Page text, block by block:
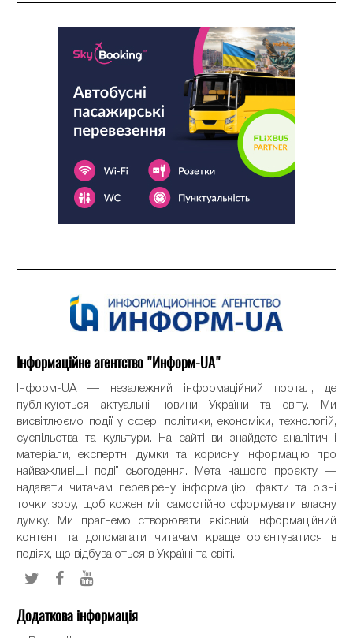
Інформаційне агентство "Информ-UA"
Інформ-UA — незалежний інформаційний портал, де
публікуються актуальні новини України та світу. Ми
висвітлюємо події у сфері політики, економіки, технологій,
суспільства та культури. На сайті ви знайдете аналітичні
матеріали, експертні думки та корисну інформацію про
найважливіші події сьогодення. Мета нашого проєкту —
надавати читачам перевірену інформацію, факти та різні
точки зору, щоб кожен міг самостійно сформувати власну
думку. Ми прагнемо створювати якісний інформаційний
контент та допомагати читачам краще орієнтуватися в
подіях, що відбуваються в Україні та світі.
Додаткова інформація